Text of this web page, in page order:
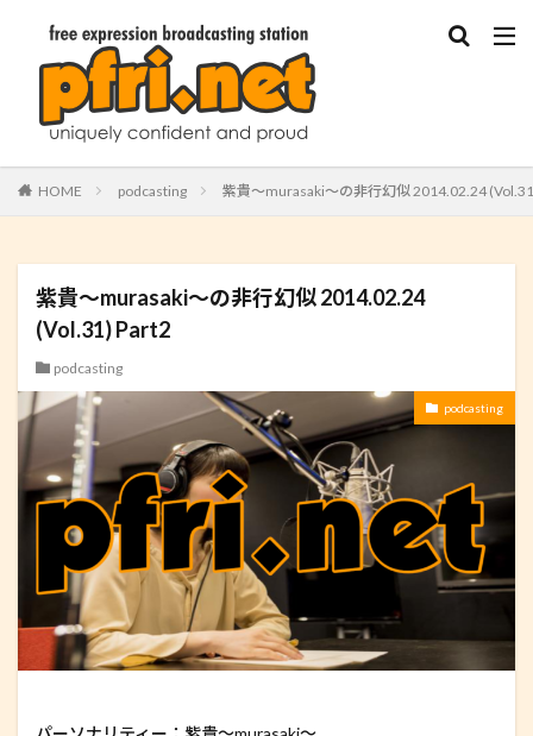
HOME podcasting 紫貴～murasaki～の非行幻似 2014.02.24
紫貴～murasaki～の非行幻似 2014.02.24
(Vol.31) Part2
podcasting
podcasting